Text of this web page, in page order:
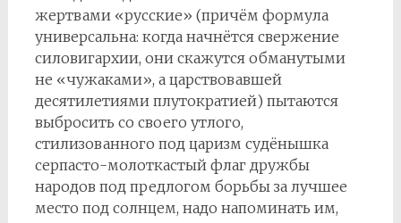
жертвами «русские» (причём формула
универсальна: когда начнётся свержение
силовигархии, они скажутся обманутыми
не «чужаками», а царствовавшей
десятилетиями плутократией) пытаются
выбросить со своего утлого,
стилизованного под царизм судёнышка
серпасто-молоткастый флаг дружбы
народов под предлогом борьбы за лучшее
место под солнцем, надо напоминать им,